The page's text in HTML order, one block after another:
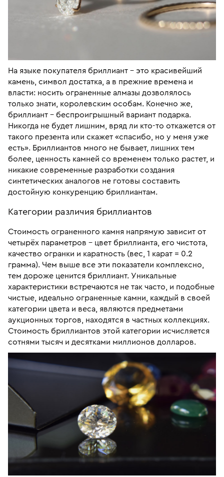
На языке покупателя бриллиант – это красивейший
камень, символ достатка, а в прежние времена и
власти: носить ограненные алмазы дозволялось
только знати, королевским особам. Конечно же,
бриллиант – беспроигрышный вариант подарка.
Никогда не будет лишним, вряд ли кто-то откажется от
такого презента или скажет «спасибо, но у меня уже
есть». Бриллиантов много не бывает, лишних тем
более, ценность камней со временем только растет, и
никакие современные разработки создания
синтетических аналогов не готовы составить
достойную конкуренцию бриллиантам.
Категории различия бриллиантов
Стоимость ограненного камня напрямую зависит от
четырёх параметров – цвет бриллианта, его чистота,
качество огранки и каратность (вес, 1 карат = 0.2
грамма). Чем выше все эти показатели комплексно,
тем дороже ценится бриллиант. Уникальные
характеристики встречаются не так часто, и подобные
чистые, идеально ограненные камни, каждый в своей
категории цвета и веса, являются предметами
аукционных торгов, находятся в частных коллекциях.
Стоимость бриллиантов этой категории исчисляется
сотнями тысяч и десятками миллионов долларов.